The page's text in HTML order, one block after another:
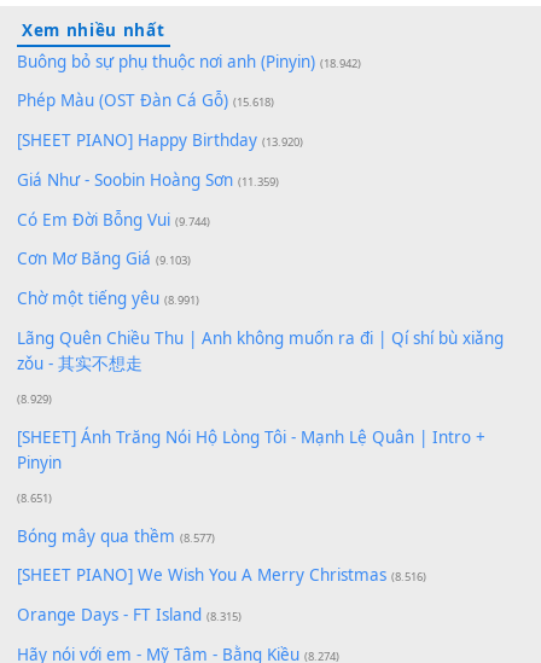
100
Lượt xem: 206
Để lại một bình luận
Bạn phảiđăng nhập
Xem nhiều nhất
Phép Màu (OST Đàn Cá Gỗ)
[SHEET PIANO] Happy Birthday
Giá Như - Soobin Hoàng Sơn
Có Em Đời Bỗng Vui